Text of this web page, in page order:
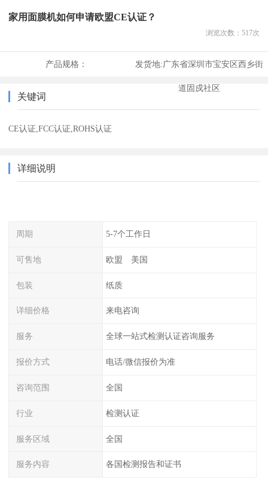
家用面膜机如何申请欧盟CE认证？
浏览次数： 517次
产品规格： 发货地:广东省深圳市宝安区西乡街
道固戍社区
关键词
CE认证,FCC认证,ROHS认证
详细说明
周期 5-7个工作日
可售地 欧盟 美国
包装 纸质
详细价格 来电咨询
服务 全球一站式检测认证咨询服务
报价方式 电话/微信报价为准
咨询范围 全国
行业 检测认证
服务区域 全国
服务内容 各国检测报告和证书